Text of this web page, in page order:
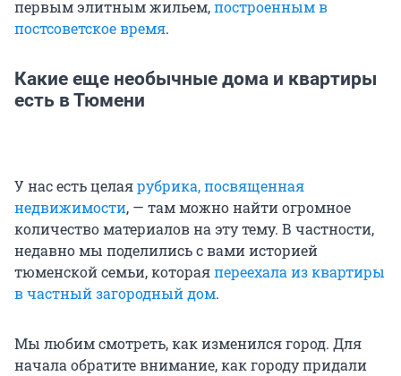
первым элитным жильем,построенным в
постсоветское время.
Какие еще необычные дома и квартиры
есть в Тюмени
У нас есть целаярубрика, посвященная
недвижимости, — там можно найти огромное
количество материалов на эту тему. В частности,
недавно мы поделились с вами историей
тюменской семьи, котораяпереехала из квартиры
в частный загородный дом.
Мы любим смотреть, как изменился город. Для
начала обратите внимание, как городу придали